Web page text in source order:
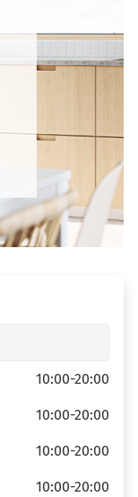
10:00-20:00
10:00-20:00
10:00-20:00
10:00-20:00